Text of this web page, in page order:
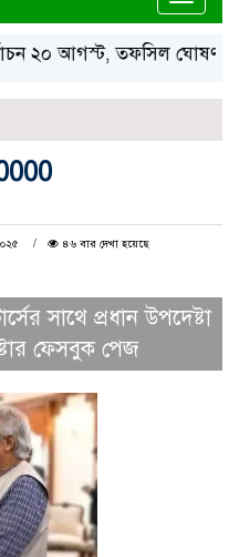
২০ আগস্ট, তফসিল ঘোষণা
৪৬ বার দেখা হয়েছে
সাথে প্রধান উপদেষ্টা
ফেসবুক পেজ